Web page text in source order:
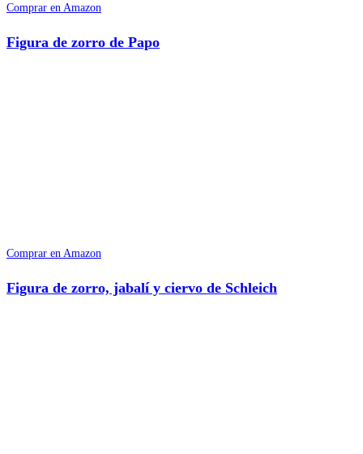
Comprar en Amazon
Figura de zorro de Papo
Comprar en Amazon
Figura de zorro, jabalí y ciervo de Schleich